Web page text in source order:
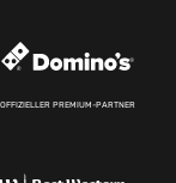
OFFIZIELLER PREMIUM-PARTNER